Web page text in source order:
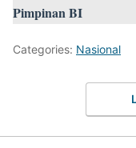
Pimpinan BI
Categories: Nasional